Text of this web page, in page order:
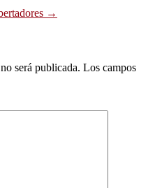
→
será publicada. Los campos